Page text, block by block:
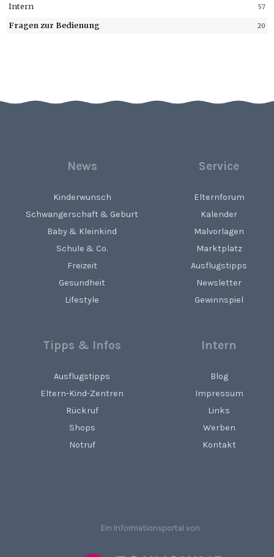
57
Intern
20
Fragen zur Bedienung
News
Kinderwunsch
Schwangerschaft & Geburt
Baby & Kleinkind
Schule & Co.
Freizeit
Gesundheit
Lifestyle
Service
Elternforum
Kalender
Malvorlagen
Marktplatz
Ausflugstipps
Newsletter
Gewinnspiel
Tipps & Infos
Ausflugstipps
Eltern-Kind-Zentren
Rückruf
Shops
Notruf
Intern
Blog
Impressum
Links
Werben
Kontakt
Ein Informationsportal von